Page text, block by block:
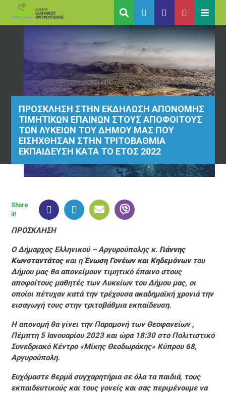
ΠΡΟΣΚΛΗΣΗ ΣΤΗΝ ΕΚΔΗΛΩΣΗ ΑΠΟΝΟΜΗΣ
ΤΙΜΗΤΙΚΩΝ ΕΠΑΙΝΩΝ ΣΤΟΥΣ ΑΠΟΦΟΙΤΟΥΣ
ΤΩΝ ΛΥΚΕΙΩΝ ΤΟΥ ΔΗΜΟΥ ΜΑΣ ΠΟΥ
ΕΙΣΗΧΘΗΣΑΝ ΣΤΗΝ ΤΡΙΤΟΒΑΘΜΙΑ
ΕΚΠΑΙΔΕΥΣΗ ΚΑΤΑ ΤΟ ΕΤΟΣ 2022
ΠΡΟΣΚΛΗΣΗ
Ο Δήμαρχος Ελληνικού – Αργυρούπολης κ. Γιάννης
Κωνσταντάτοςκαι ηΈνωση Γονέων και Κηδεμόνων του
Δήμου μας θα απονείμουν τιμητικό έπαινο στους
αποφοίτους μαθητές των Λυκείων του Δήμου μας, οι
οποίοι πέτυχαν κατά την τρέχουσα ακαδημαϊκή χρονιά την
εισαγωγή τους στην τριτοβάθμια εκπαίδευση.
Η απονομή θα γίνει την Παραμονή των Θεοφανείων ,
Πέμπτη 5 Ιανουαρίου 2023 και ώρα 18:30 στο Πολιτιστικό
Συνεδριακό Κέντρο «Μίκης Θεοδωράκης» Κύπρου 68,
Αργυρούπολη.
Ευχόμαστε θερμά συγχαρητήρια σε όλα τα παιδιά, τους
εκπαιδευτικούς και τους γονείς και σας περιμένουμε να
Share
it!